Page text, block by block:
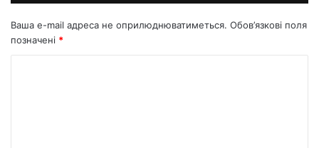
Ваша e-mail адреса не оприлюднюватиметься. Обов’язкові поля
позначені *